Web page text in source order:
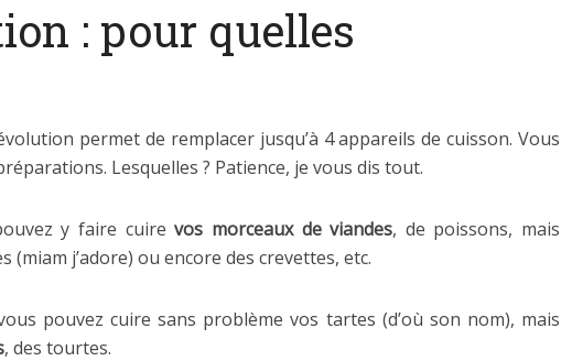
: pour quelles
permet de remplacer jusqu’à 4 appareils de cuisson. Vous
Lesquelles ? Patience, je vous dis tout.
y faire cuirevos morceaux de viandes, de poissons, mais
(miam j’adore) ou encore des crevettes, etc.
pouvez cuire sans problème vos tartes (d’où son nom), mais
, des tourtes.